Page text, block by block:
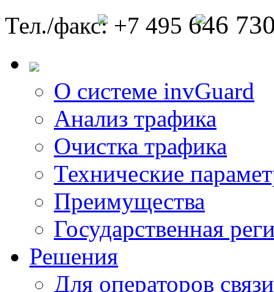
Тел./факс: +7 495 646
О системе invGuard
Анализ трафика
Очистка трафика
Технические
Преимущества
Государственная
Решения
Для операторов связи